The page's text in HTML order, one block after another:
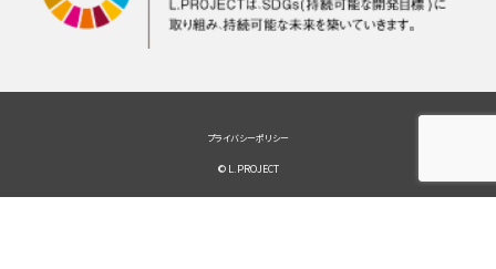
プライバシーポリシー
© L.PROJECT